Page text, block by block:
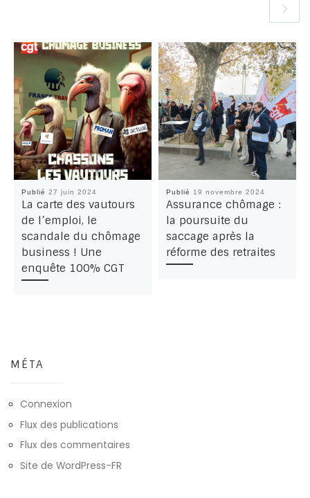
Publié27 juin 2024
La carte des vautours
de l’emploi, le
scandale du chômage
business ! Une
enquête 100% CGT
Publié 19 novembre 2024
Assurance chômage :
la poursuite du
saccage après la
réforme des retraites
MÉTA
Connexion
Flux des publications
Flux des commentaires
Site de WordPress-FR